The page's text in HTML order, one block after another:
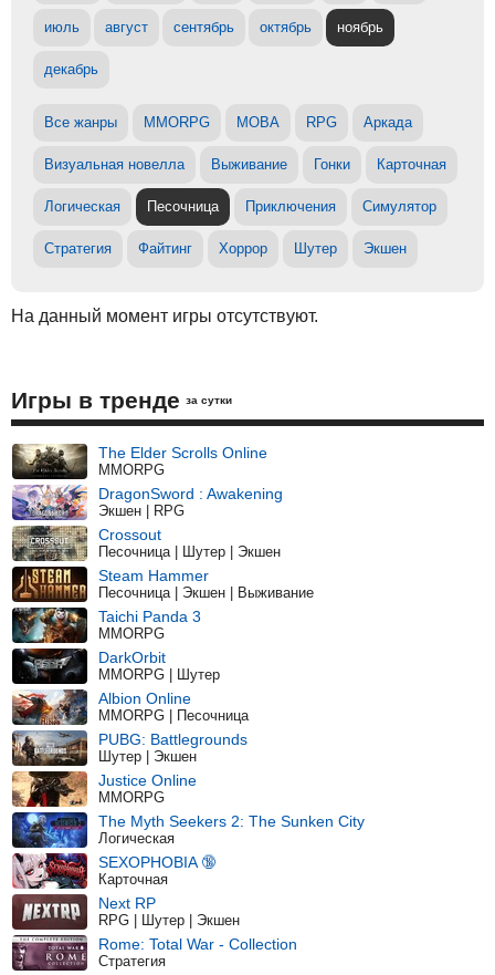
июль август сентябрь октябрь ноябрь
декабрь
Все жанры MMORPG MOBA RPG Аркада
Визуальная новелла Выживание Гонки Карточная
Логическая Песочница Приключения Симулятор
Стратегия Файтинг Хоррор Шутер Экшен
На данный момент игры отсутствуют.
Игры в тренде за сутки
The Elder Scrolls Online
MMORPG
DragonSword : Awakening
Экшен | RPG
Crossout
Песочница | Шутер | Экшен
Steam Hammer
Песочница | Экшен | Выживание
Taichi Panda 3
MMORPG
DarkOrbit
MMORPG | Шутер
Albion Online
MMORPG | Песочница
PUBG: Battlegrounds
Шутер | Экшен
Justice Online
MMORPG
The Myth Seekers 2: The Sunken City
Логическая
SEXOPHOBIA 🔞
Карточная
Next RP
RPG | Шутер | Экшен
Rome: Total War - Collection
Стратегия